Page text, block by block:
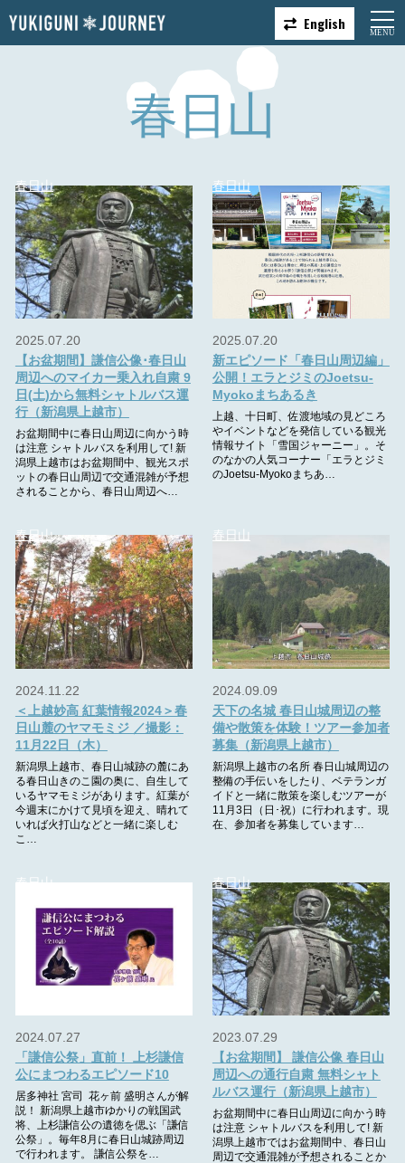
English
春日山
春日山
2025.07.20
【お盆期間】謙信公像･春日山
周辺へのマイカー乗入れ自粛 9
日(土)から無料シャトルバス運
行（新潟県上越市）
お盆期間中に春日山周辺に向かう時
は注意 シャトルバスを利用して! 新
潟県上越市はお盆期間中、観光スポ
ットの春日山周辺で交通混雑が予想
されることから、春日山周辺へ…
春日山
2025.07.20
新エピソード「春日山周辺編」
公開！エラとジミのJoetsu-
Myokoまちあるき
上越、十日町、佐渡地域の見どころ
やイベントなどを発信している観光
情報サイト「雪国ジャーニー」。そ
のなかの人気コーナー「エラとジミ
のJoetsu-Myokoまちあ…
春日山
2024.11.22
＜上越妙高 紅葉情報2024＞春
日山麓のヤマモミジ ／撮影：
11月22日（木）
新潟県上越市、春日山城跡の麓にあ
る春日山きのこ園の奥に、自生して
いるヤマモミジがあります。紅葉が
今週末にかけて見頃を迎え、晴れて
いれば火打山などと一緒に楽しむ
こ…
春日山
2024.09.09
天下の名城 春日山城周辺の整
備や散策を体験！ツアー参加者
募集（新潟県上越市）
新潟県上越市の名所 春日山城周辺の
整備の手伝いをしたり、ベテランガ
イドと一緒に散策を楽しむツアーが
11月3日（日･祝）に行われます。現
在、参加者を募集しています…
春日山
2024.07.27
「謙信公祭」直前！ 上杉謙信
公にまつわるエピソード10
居多神社 宮司 花ヶ前 盛明さんが解
説！ 新潟県上越市ゆかりの戦国武
将、上杉謙信公の遺徳を偲ぶ「謙信
公祭」。毎年8月に春日山城跡周辺
で行われます。 謙信公祭を…
春日山
2023.07.29
【お盆期間】 謙信公像 春日山
周辺への通行自粛 無料シャト
ルバス運行（新潟県上越市）
お盆期間中に春日山周辺に向かう時
は注意 シャトルバスを利用して! 新
潟県上越市ではお盆期間中、春日山
周辺で交通混雑が予想されることか